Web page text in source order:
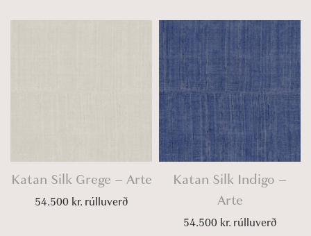
Katan Silk Grege – Arte
54.500 kr.rúlluverð
Katan Silk Indigo –
Arte
54.500 kr.rúlluverð